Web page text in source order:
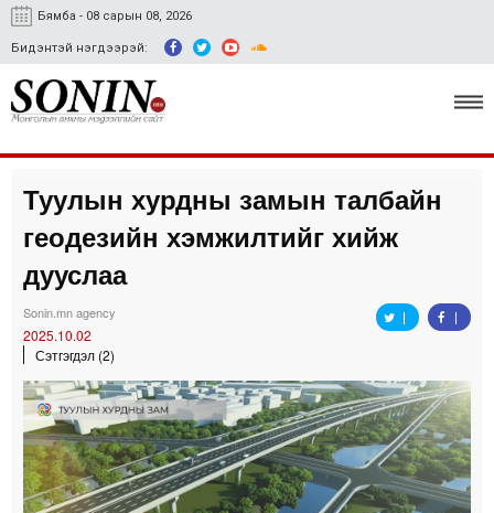
Бямба - 08 сарын 08, 2026
Бидэнтэй нэгдээрэй:
Улс төр, эдийн засаг
Гэмт хэрэг
Easy news
Туулын хурдны замын талбайн
геодезийн хэмжилтийг хийж
дууслаа
Sonin.mn agency
2025.10.02
Сэтгэгдэл (2)